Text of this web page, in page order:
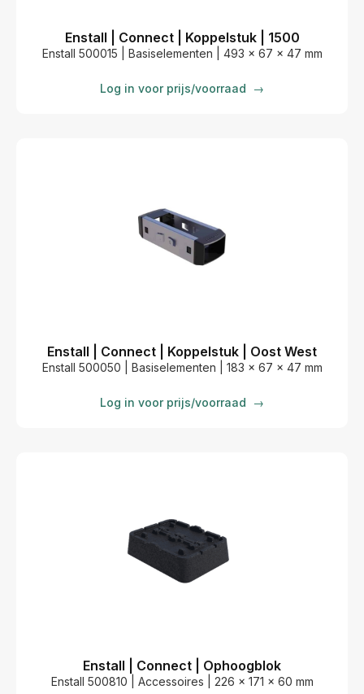
Enstall | Connect | Koppelstuk | 1500
Enstall 500015 | Basiselementen | 493 x 67 x 47 mm
Log in voor prijs/voorraad →
Enstall | Connect | Koppelstuk | Oost West
Enstall 500050 | Basiselementen | 183 x 67 x 47 mm
Log in voor prijs/voorraad →
Enstall | Connect | Ophoogblok
Enstall 500810 | Accessoires | 226 x 171 x 60 mm